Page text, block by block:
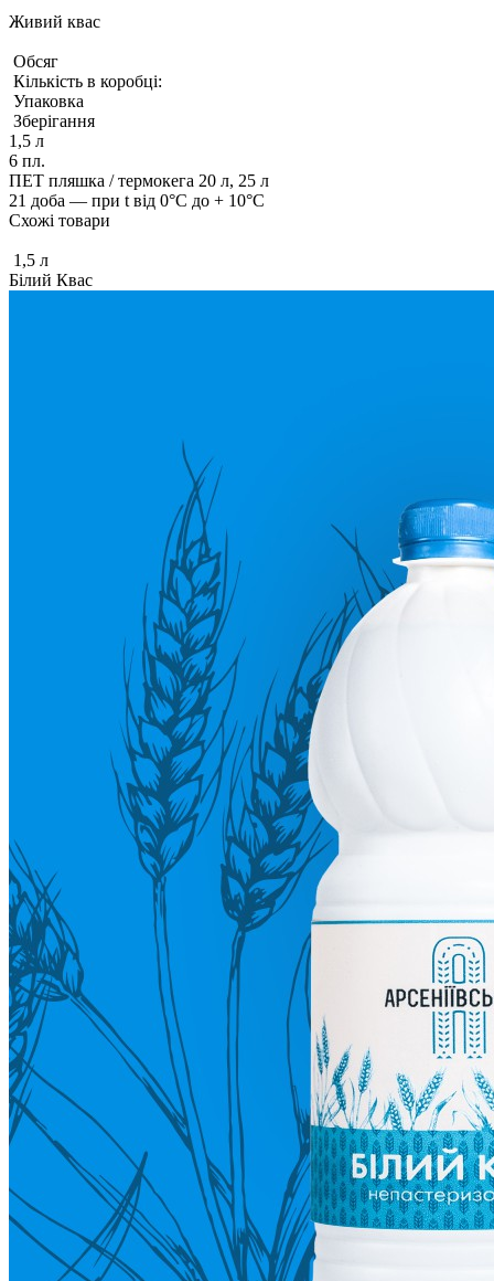
Живий квас
Обсяг
Кількість в коробці:
Упаковка
Зберігання
1,5 л
6 пл.
ПЕТ пляшка / термокега 20 л, 25 л
21 доба — при t від 0°С до + 10°С
Схожі товари
1,5 л
Білий Квас